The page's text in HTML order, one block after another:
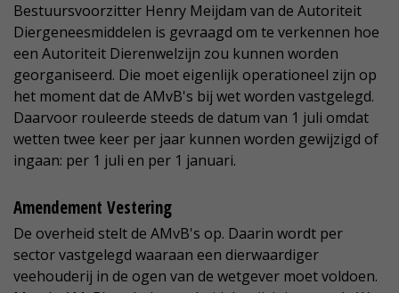
Bestuursvoorzitter Henry Meijdam van de Autoriteit
Diergeneesmiddelen is gevraagd om te verkennen hoe
een Autoriteit Dierenwelzijn zou kunnen worden
georganiseerd. Die moet eigenlijk operationeel zijn op
het moment dat de AMvB's bij wet worden vastgelegd.
Daarvoor rouleerde steeds de datum van 1 juli omdat
wetten twee keer per jaar kunnen worden gewijzigd of
ingaan: per 1 juli en per 1 januari.
Amendement Vestering
De overheid stelt de AMvB's op. Daarin wordt per
sector vastgelegd waaraan een dierwaardiger
veehouderij in de ogen van de wetgever moet voldoen.